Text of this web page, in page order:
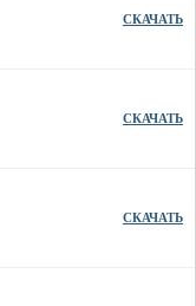
СКАЧАТЬ
СКАЧАТЬ
СКАЧАТЬ